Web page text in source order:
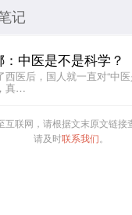
记
中医是不是科学？
西医后，国人就一直对“中
真…
联网，请根据文末原文链接
请及时联系我们